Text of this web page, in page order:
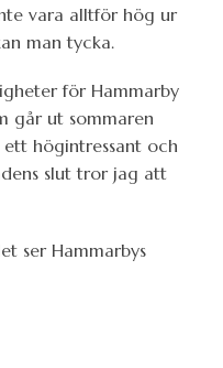
vara alltför hög ur
man tycka.
för Hammarby
går ut sommaren
högintressant och
slut tror jag att
ser Hammarbys